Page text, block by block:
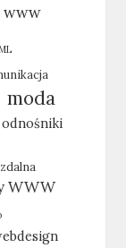
www
moda
odnośniki
WWW